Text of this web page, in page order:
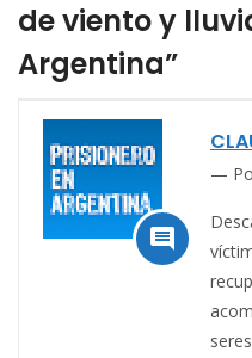
de viento y
Argentina”
